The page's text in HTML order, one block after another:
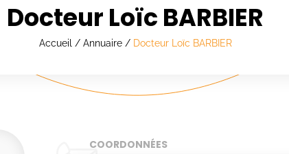
Docteur Loïc BARBIER
Accueil / Annuaire/ Docteur Loïc BARBIER
COORDONNÉES